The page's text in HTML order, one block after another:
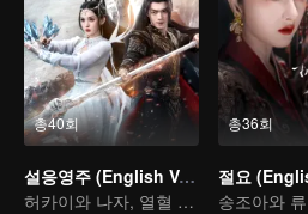
총40회
설응영주 (English Ver.)
허카이와 나자, 열혈 초월 세계로의 여정
총36회
절요